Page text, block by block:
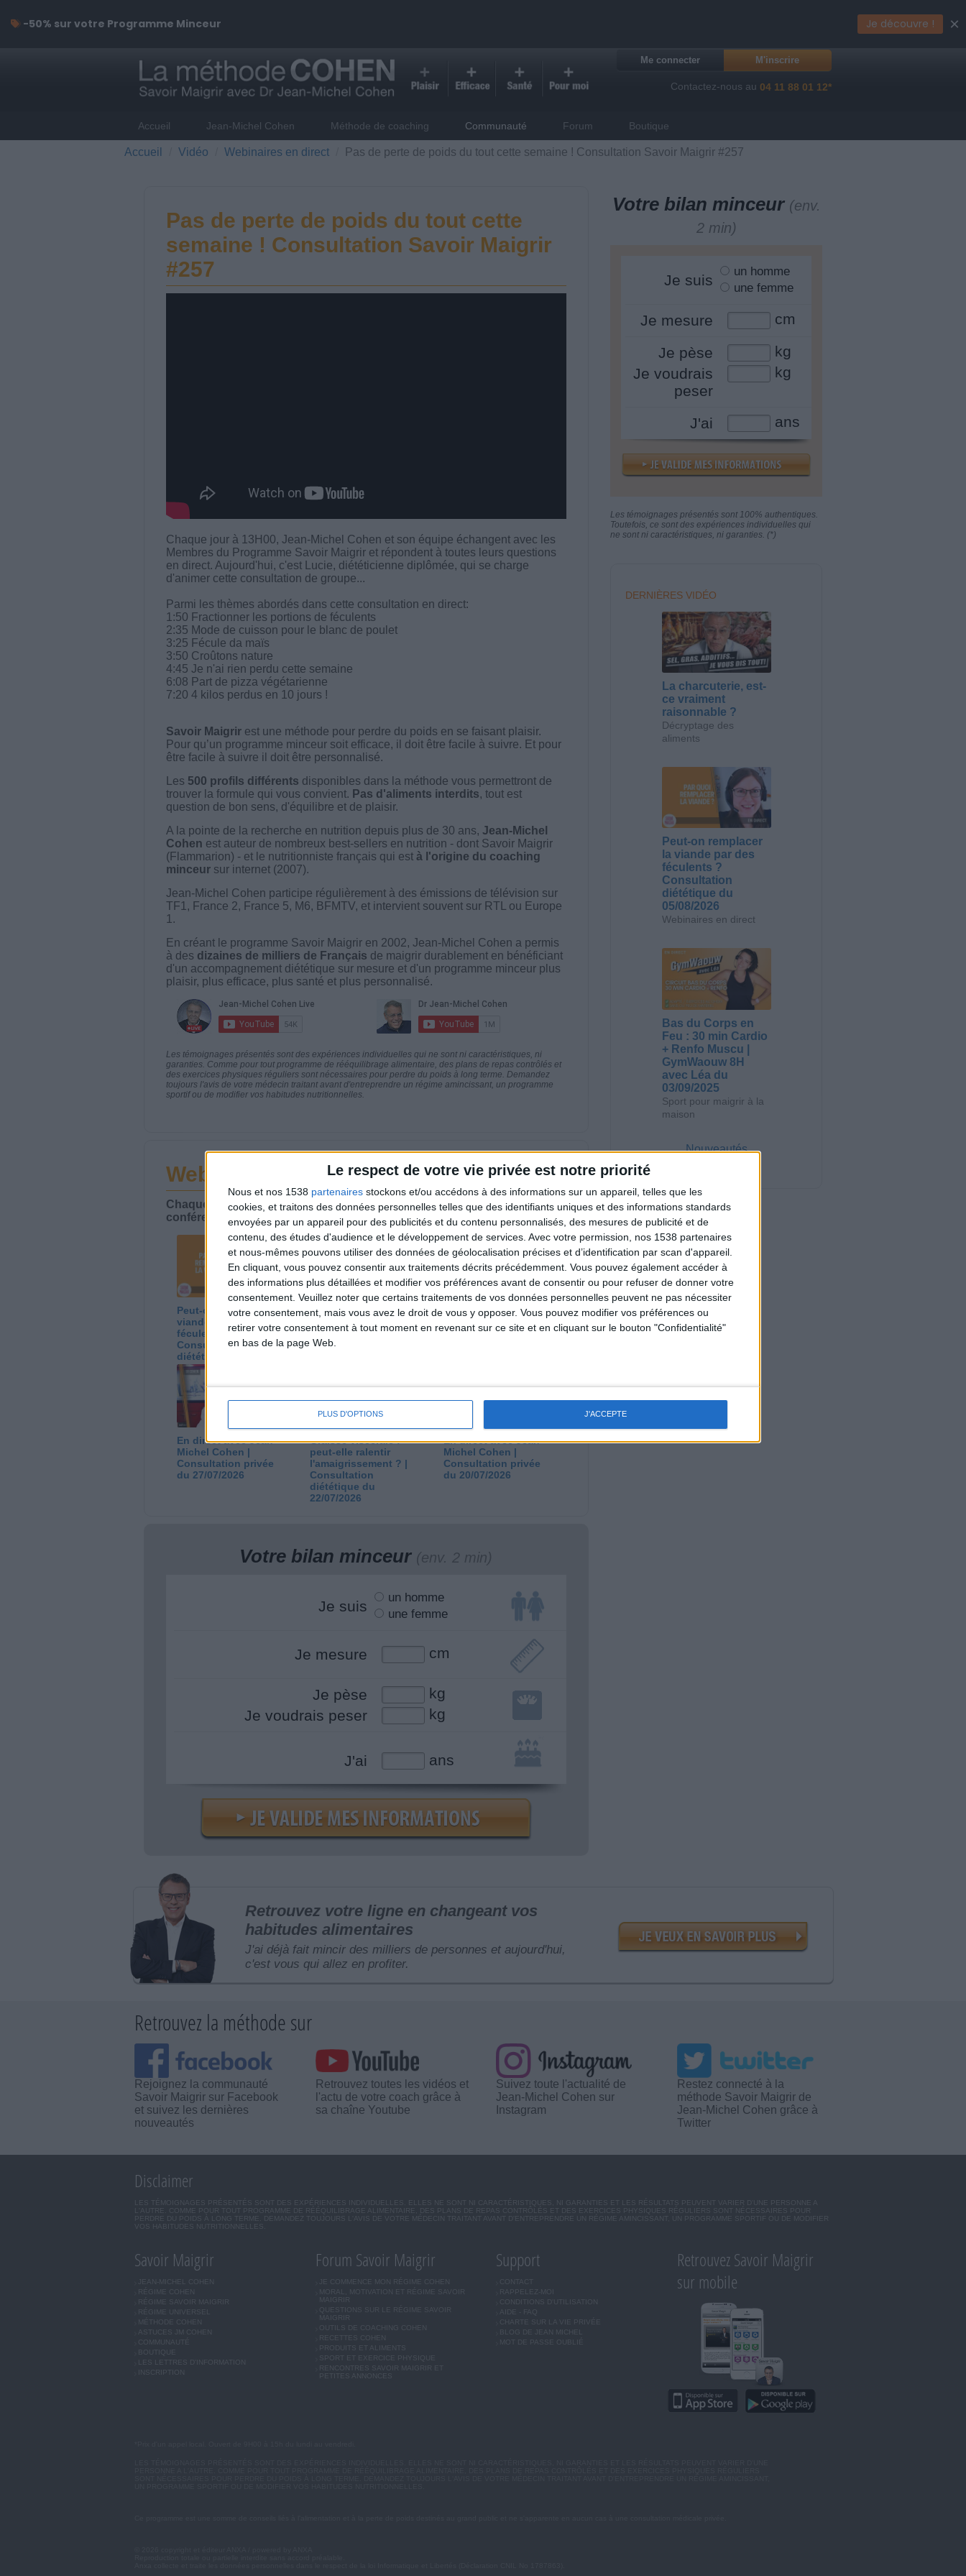
Le respect de votre vie privée est notre priorité
Nous et nos 1538 partenaires stockons et/ou accédons à des informations sur un appareil, telles que les
cookies, et traitons des données personnelles telles que des identifiants uniques et des informations standards
envoyées par un appareil pour des publicités et du contenu personnalisés, des mesures de publicité et de
contenu, des études d'audience et le développement de services. Avec votre permission, nos 1538 partenaires
et nous-mêmes pouvons utiliser des données de géolocalisation précises et d’identification par scan d'appareil.
En cliquant, vous pouvez consentir aux traitements décrits précédemment. Vous pouvez également accéder à
des informations plus détaillées et modifier vos préférences avant de consentir ou pour refuser de donner votre
consentement. Veuillez noter que certains traitements de vos données personnelles peuvent ne pas nécessiter
votre consentement, mais vous avez le droit de vous y opposer. Vous pouvez modifier vos préférences ou
retirer votre consentement à tout moment en revenant sur ce site et en cliquant sur le bouton "Confidentialité"
en bas de la page Web.
PLUS D'OPTIONS J'ACCEPTE
Me connecter M'inscrire
Contactez-nous au 04 11 88 01 12*
Accueil Jean-Michel Cohen Méthode de coaching Communauté Forum Boutique
Accueil Vidéo Webinaires en direct Pas de perte de poids du tout cette semaine ! Consultation Savoir Maigrir #257
Pas de perte de poids du tout cette
semaine ! Consultation Savoir Maigrir
#257
Chaque jour à 13H00, Jean-Michel Cohen et son équipe échangent avec les
Membres du Programme Savoir Maigrir et répondent à toutes leurs questions
en direct. Aujourd'hui, c'est Lucie, diététicienne diplômée, qui se charge
d'animer cette consultation de groupe...
Parmi les thèmes abordés dans cette consultation en direct:
1:50 Fractionner les portions de féculents
2:35 Mode de cuisson pour le blanc de poulet
3:25 Fécule da maïs
3:50 Croûtons nature
4:45 Je n'ai rien perdu cette semaine
6:08 Part de pizza végétarienne
7:20 4 kilos perdus en 10 jours !
Savoir Maigrirest une méthode pour perdre du poids en se faisant plaisir.
Pour qu’un programme minceur soit efficace, il doit être facile à suivre. Et pour
être facile à suivre il doit être personnalisé.
Les 500 profils différents disponibles dans la méthode vous permettront de
trouver la formule qui vous convient. Pas d'aliments interdits, tout est
question de bon sens, d'équilibre et de plaisir.
A la pointe de la recherche en nutrition depuis plus de 30 ans, Jean-Michel
Cohen est auteur de nombreux best-sellers en nutrition - dont Savoir Maigrir
(Flammarion) - et le nutritionniste français qui est à l'origine du coaching
minceursur internet (2007).
Jean-Michel Cohen participe régulièrement à des émissions de télévision sur
TF1, France 2, France 5, M6, BFMTV, et intervient souvent sur RTL ou Europe
1.
En créant le programme Savoir Maigrir en 2002, Jean-Michel Cohen a permis
à des dizaines de milliers de Français de maigrir durablement en bénéficiant
d'un accompagnement diététique sur mesure et d'un programme minceur plus
plaisir, plus efficace, plus santé et plus personnalisé.
Les témoignages présentés sont des expériences individuelles qui ne sont ni caractéristiques, ni
garanties. Comme pour tout programme de rééquilibrage alimentaire, des plans de repas contrôlés et
des exercices physiques réguliers sont nécessaires pour perdre du poids à long terme. Demandez
toujours l'avis de votre médecin traitant avant d'entreprendre un régime amincissant, un programme
sportif ou de modifier vos habitudes nutritionnelles.
Webinaires en direct Voir tout
Chaque semaine, posez vos questions en live en participant à des vidéo-
conférences avec Jean-Michel et les diététiciennes du programme.
Peut-on remplacer la
viande par des
féculents ?
Consultation
diététique du
05/08/2026
Le plan à 1600
calories est-il trop
copieux ?
Consultation
Comment perdre le
dernier kilo avant la
stabilisation ? |
En direct avec Jean-
Michel Cohen |
Consultation privée
du 27/07/2026
Graisse viscérale :
peut-elle ralentir
l'amaigrissement ? |
Consultation
diététique du
22/07/2026
En direct avec Jean-
Michel Cohen |
Consultation privée
du 20/07/2026
Votre bilan minceur (env. 2 min)
Je suis
un homme
une femme
Je mesure cm
Je pèse
kg
Je voudrais peser
kg
J'ai ans
Votre bilan minceur (env.
2 min)
Je suis
un homme
une femme
Je mesure cm
Je pèse
kg
Je voudrais
peser
kg
J'ai ans
Les témoignages présentés sont 100% authentiques.
Toutefois, ce sont des expériences individuelles qui
ne sont ni caractéristiques, ni garanties. (*)
DERNIÈRES VIDÉO
La charcuterie, est-
ce vraiment
raisonnable ?
Décryptage des
aliments
Peut-on remplacer
la viande par des
féculents ?
Consultation
diététique du
05/08/2026
Webinaires en direct
Bas du Corps en
Feu : 30 min Cardio
+ Renfo Muscu |
GymWaouw 8H
avec Léa du
03/09/2025
Sport pour maigrir à la
maison
Nouveautés
Retrouvez votre ligne en changeant vos
habitudes alimentaires
J'ai déjà fait mincir des milliers de personnes et aujourd'hui,
c'est vous qui allez en profiter.
Retrouvez la méthode sur
Rejoignez la communauté
Savoir Maigrir sur Facebook
et suivez les dernières
nouveautés
Retrouvez toutes les vidéos et
l'actu de votre coach grâce à
sa chaîne Youtube
Suivez toute l'actualité de
Jean-Michel Cohen sur
Instagram
Restez connecté à la
méthode Savoir Maigrir de
Jean-Michel Cohen grâce à
Twitter
Disclaimer
LES TÉMOIGNAGES PRÉSENTÉS SONT DES EXPÉRIENCES INDIVIDUELLES. ELLES NE SONT NI CARACTÉRISTIQUES, NI GARANTIES ET LES RÉSULTATS PEUVENT VARIER D'UNE PERSONNE A
L'AUTRE. COMME POUR TOUT PROGRAMME DE RÉÉQUILIBRAGE ALIMENTAIRE, DES PLANS DE REPAS CONTRÔLÉS ET DES EXERCICES PHYSIQUES RÉGULIERS SONT NÉCESSAIRES POUR
PERDRE DU POIDS À LONG TERME. DEMANDEZ TOUJOURS L'AVIS DE VOTRE MÉDECIN TRAITANT AVANT D'ENTREPRENDRE UN RÉGIME AMINCISSANT, UN PROGRAMME SPORTIF OU DE MODIFIER
VOS HABITUDES NUTRITIONNELLES.
Savoir Maigrir
JEAN-MICHEL COHEN
RÉGIME COHEN
RÉGIME SAVOIR MAIGRIR
RÉGIME UNIVERSEL
ASTUCES JM COHEN
COMMUNAUTÉ
LES LETTRES D'INFORMATION
INSCRIPTION
Forum Savoir Maigrir
JE COMMENCE MON RÉGIME COHEN
MORAL, MOTIVATION ET RÉGIME SAVOIR
MAIGRIR
QUESTIONS SUR LE RÉGIME SAVOIR
MAIGRIR
OUTILS DE COACHING COHEN
RECETTES COHEN
PRODUITS ET ALIMENTS
SPORT ET EXERCICE PHYSIQUE
RENCONTRES SAVOIR MAIGRIR ET
PETITES ANNONCES
Support
CONTACT
RAPPELEZ-MOI
CONDITIONS D'UTILISATION
AIDE - FAQ
CHARTE SUR LA VIE PRIVÉE
BLOG DE JEAN MICHEL
MOT DE PASSE OUBLIÉ
Retrouvez Savoir Maigrir
sur mobile
-50% sur votre Programme Minceur Je découvre ! ×